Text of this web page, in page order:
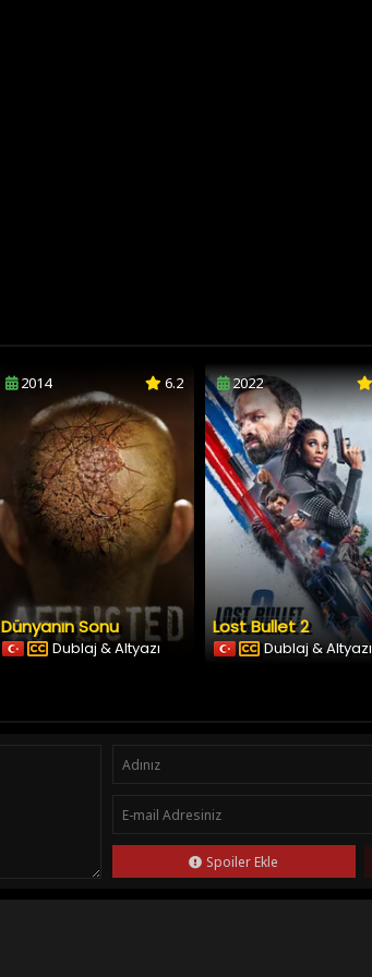
2014 6.2
Dünyanın Sonu
Dublaj & Altyazı
2022
Lost Bullet 2
Dublaj & Altyazı
Spoiler Ekle